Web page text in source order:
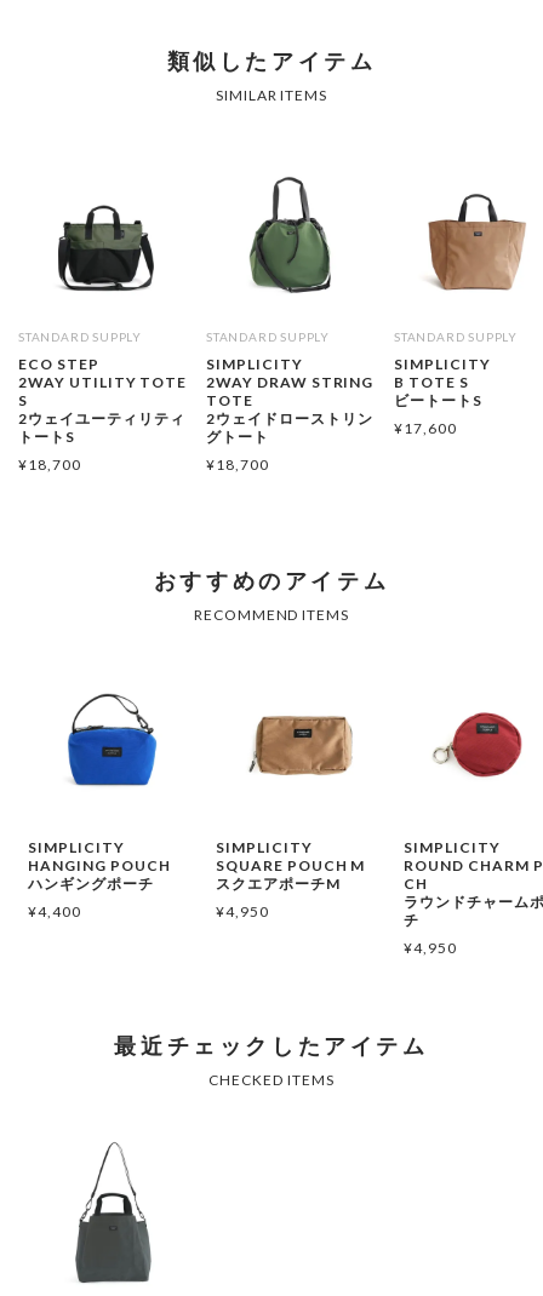
類似したアイテム
SIMILAR ITEMS
STANDARD SUPPLY
ECO STEP
2WAY UTILITY TOTE
S
2ウェイユーティリティ
トートS
¥18,700
STANDARD SUPPLY
SIMPLICITY
2WAY DRAW STRING
TOTE
2ウェイドローストリン
グトート
¥18,700
STANDARD SUPPLY
SIMPLICITY
B TOTE S
ビートートS
¥17,600
SIMPLICITY
HANGING POUCH
ハンギングポーチ
¥4,400
SIMPLICITY
SQUARE POUCH M
スクエアポーチM
¥4,950
SIMPLICITY
ROUND CHARM
CH
ラウンドチャーム
チ
¥4,950